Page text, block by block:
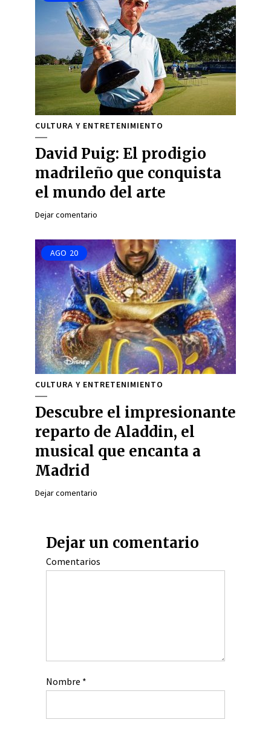
CULTURA Y ENTRETENIMIENTO
David Puig: El prodigio
madrileño que conquista
el mundo del arte
Dejar comentario
AGO 20
CULTURA Y ENTRETENIMIENTO
Descubre el impresionante
reparto de Aladdin, el
musical que encanta a
Madrid
Dejar comentario
Dejar un comentario
Comentarios
Nombre *